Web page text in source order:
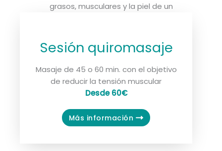
grasos, musculares y la piel de un
Conoce las diferencias entre el
masaje Ayurvédico y el quiromasaje
Sesión quiromasaje
Masaje de 45 o 60 min. con el objetivo
de reducir la tensión muscular
Desde 60€
Más información